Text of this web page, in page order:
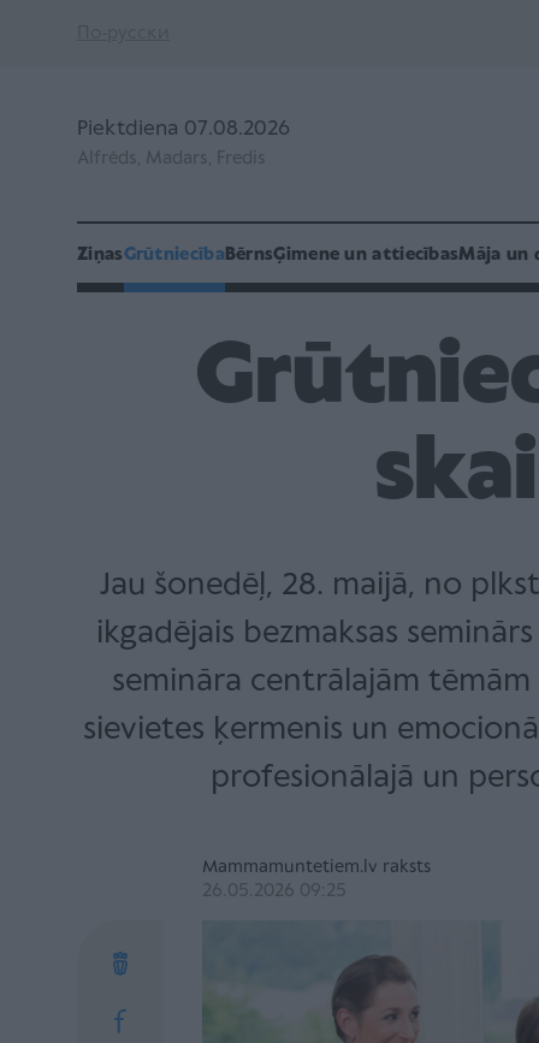
Piektdiena 07.08.2026
Alfrēds, Madars, Fredis
ZiņasGrūtniecībaBērnsĢimene un attiecībasMāja un
Jau šonedēļ, 28. maijā, no
ikgadējais bezmaksas
semināra centrālajām
sievietes ķermenis un
profesionālajā un
Mammamuntetiem.lv raksts
26.05.2026 09:25